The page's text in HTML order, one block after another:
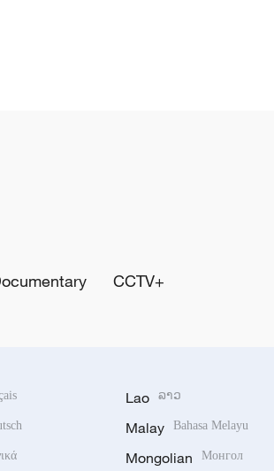
CCTV+
Lao ລາວ
Malay Bahasa Melayu
Mongolian Монгол